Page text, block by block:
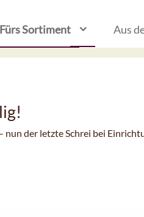
Fürs Sortiment Aus
nun der letzte Schrei bei